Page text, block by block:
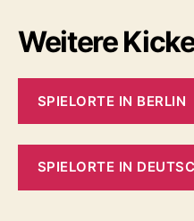
Weitere
SPIELORTE IN BERLIN
SPIELORTE IN